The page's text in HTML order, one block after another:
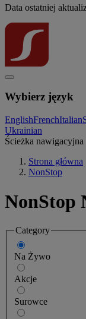
Data ostatniej
Wybierz język
EnglishFrenchItalian
Ukrainian
Ścieżka nawigacyjna
Strona główna
NonStop
NonStop
Category
Na Żywo
Akcje
Surowce